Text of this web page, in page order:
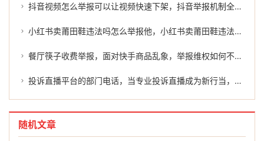
抖音视频怎么举报可以让视频快速下架，抖音举报机制全解析，普通人如何高效维权
小红书卖莆田鞋违法吗怎么举报他，小红书卖莆田鞋违法吗？举报渠道与应对指南
餐厅筷子收费举报，面对快手商品乱象，举报维权如何不再有苦难言
投诉直播平台的部门电话，当专业投诉直播成为新行当，维权捷径还是情绪围猎？
随机文章